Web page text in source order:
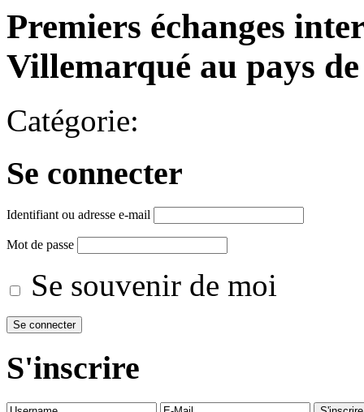
Premiers échanges
Villemarqué au pays
Catégorie:
Se connecter
Identifiant ou adresse e-mail
Mot de passe
Se souvenir de moi
S'inscrire